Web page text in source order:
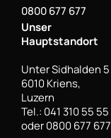
0800 677 677
Unser
Hauptstandort
Unter Sidhalden 5
6010 Kriens,
Luzern
Tel.: 041 310 55 55
oder 0800 677 677